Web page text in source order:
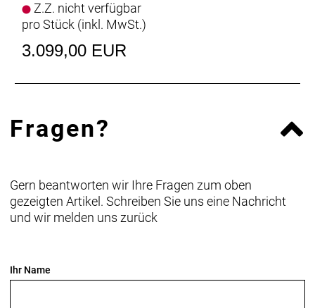
RahmengrössenM / L / XL
Z.Z. nicht verfügbar
pro Stück (inkl. MwSt.)
3.099,00 EUR
Fragen?
Gern beantworten wir Ihre Fragen zum oben
gezeigten Artikel. Schreiben Sie uns eine Nachricht
und wir melden uns zurück
Ihr Name